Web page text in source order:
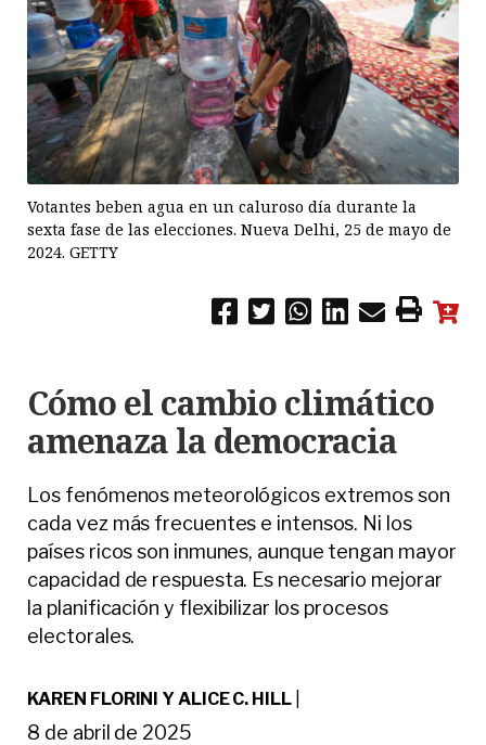
Votantes beben agua en un caluroso día durante la
sexta fase de las elecciones. Nueva Delhi, 25 de mayo de
2024. GETTY
Cómo el cambio climático
amenaza la democracia
Los fenómenos meteorológicos extremos son
cada vez más frecuentes e intensos. Ni los
países ricos son inmunes, aunque tengan mayor
capacidad de respuesta. Es necesario mejorar
la planificación y flexibilizar los procesos
electorales.
KAREN FLORINI Y ALICE C. HILL|
8 de abril de 2025